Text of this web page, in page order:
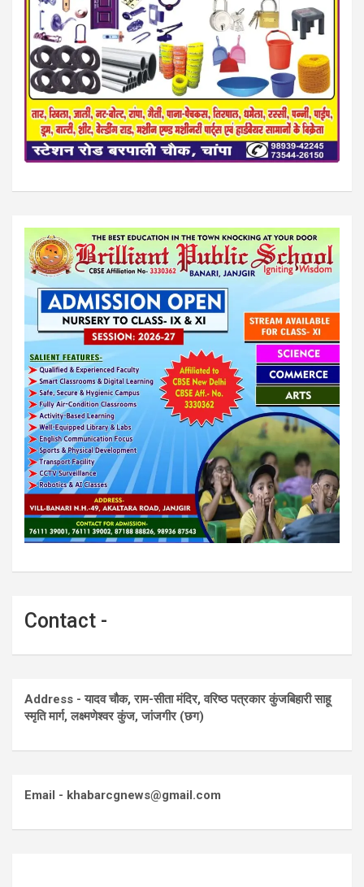
Contact -
Address - यादव चौक, राम-सीता मंदिर, वरिष्ठ पत्रकार कुंजबिहारी साहू
स्मृति मार्ग, लक्ष्मणेश्वर कुंज, जांजगीर (छग)
Email - khabarcgnews@gmail.com